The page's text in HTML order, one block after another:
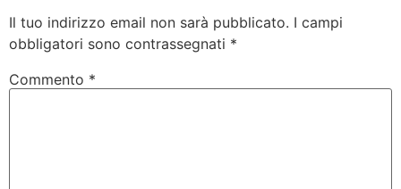
Il tuo indirizzo email non sarà pubblicato. I campi
obbligatori sono contrassegnati *
Commento *